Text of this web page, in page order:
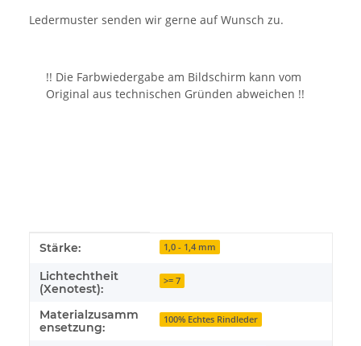
Ledermuster senden wir gerne auf Wunsch zu.
!! Die Farbwiedergabe am Bildschirm kann vom
Original aus technischen Gründen abweichen !!
Produkteigenschaft
Wert
Stärke: 1,0 - 1,4 mm
Lichtechtheit
(Xenotest):
>= 7
Materialzusamm
ensetzung:
100% Echtes Rindleder